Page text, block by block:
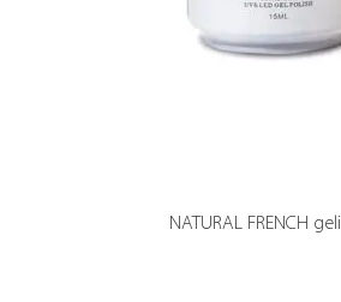
NATURAL FRENCH